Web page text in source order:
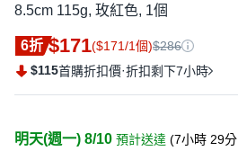
8.5cm 115g, 玫紅色, 1個
6折 $171($171/1個)$286
$115首購折扣價·折扣剩下7小時
明天(週一) 8/10 預計送達 (7小時 29分